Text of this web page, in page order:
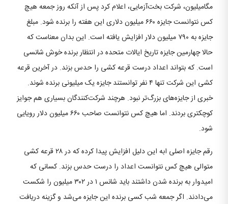
مگامیلیون، شرکت بخت‌آزمایی، اعلام کرد پس از آنکه روز جمعه هیچ
کس نتوانست جایزه ۶۶۰ میلیون دلاری این هفته را برنده شود. مبلغ
جایزه به ۷۹۰ میلیون دلار افزایش یافته است. این بدان معناست که
حالا چهارمین جایزه تاریخ ایالات متحده در انتظار برنده خوش شانسی
است. که بتواند اعداد درست قرعه کشی را حدس بزند. در آخرین قرعه
کشی این شرکت تنها ۴ نفر توانستند جایزه یک میلیونی برنده شوند.
خبری از جایزه‌های بزرگ‌تر نبود. هرچند شرکت‌کنندگان بسیاری هم جوایز
کوچکتری بردند. اما هیچ کس نتوانست صاحب ۶۶۰ میلیون دلار رویایی
شود.
رقم جایزه اصلی ابه این دلیل افزایش پیدا کرده که در ۲۸ قرعه کشی
متوالی هیچ کس نتوانست اعداد را درست حدس بزند. کسانی که
امیدوار به برنده شدن داشتند باید شانس ۱ در ۳۰۲ میلیون را شکست
می‌دادند. اگر جمعه شب کسی برنده این جایزه می‌شد و گزینه دریافت